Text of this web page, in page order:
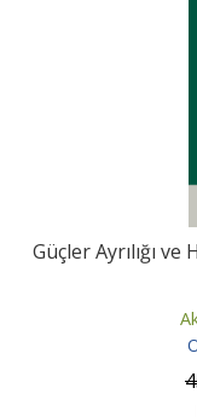
Güçler Ayrılığı